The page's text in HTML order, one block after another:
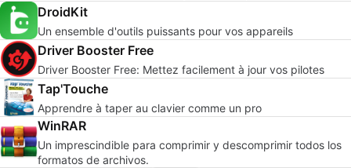
DroidKit
Un ensemble d'outils puissants pour vos appareils
Driver Booster Free
Driver Booster Free: Mettez facilement à jour vos pilotes
Tap'Touche
Apprendre à taper au clavier comme un pro
WinRAR
Un imprescindible para comprimir y descomprimir todos los
formatos de archivos.